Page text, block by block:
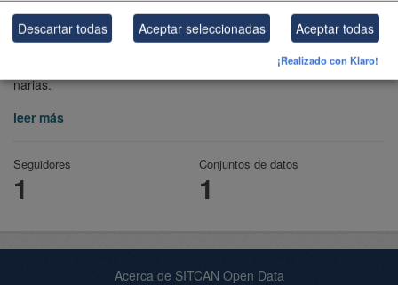
Transición Ecológica y Energía
Consejería de Transición Ecológica y Energía del Gobierno de Ca
narias.
leer más
Seguidores
1
Conjuntos de datos
1
Acerca de SITCAN Open Data
Descartar todas Aceptar seleccionadas Aceptar todas
¡Realizado con Klaro!